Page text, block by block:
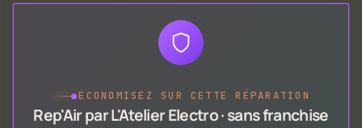
●ÉCONOMISEZ SUR CETTE RÉPARATION
Rep'Air par L'Atelier Electro · sans franchise